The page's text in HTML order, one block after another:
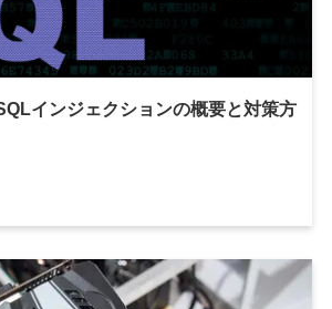
インジェクションの概要と対策方